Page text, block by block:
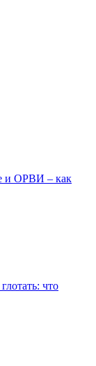
и ОРВИ – как
что